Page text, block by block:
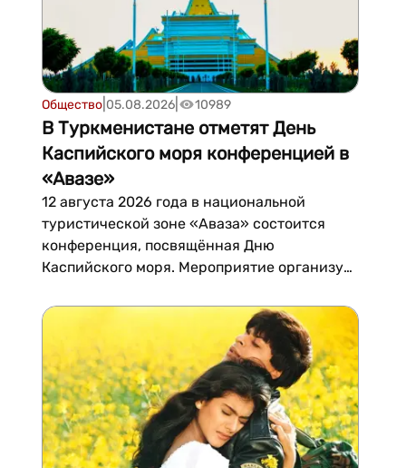
Общество| 05.08.2026| 10989
В Туркменистане отметят День
Каспийского моря конференцией в
«Авазе»
12 августа 2026 года в национальной
туристической зоне «Аваза» состоится
конференция, посвящённая Дню
Каспийского моря. Мероприятие организует
Туркменистана.День Каспийского моря
ежегодно отмечается прикаспийскими
государствами и приурочен к вопросам
сохранения экологии и биоразнообразия
крупне...